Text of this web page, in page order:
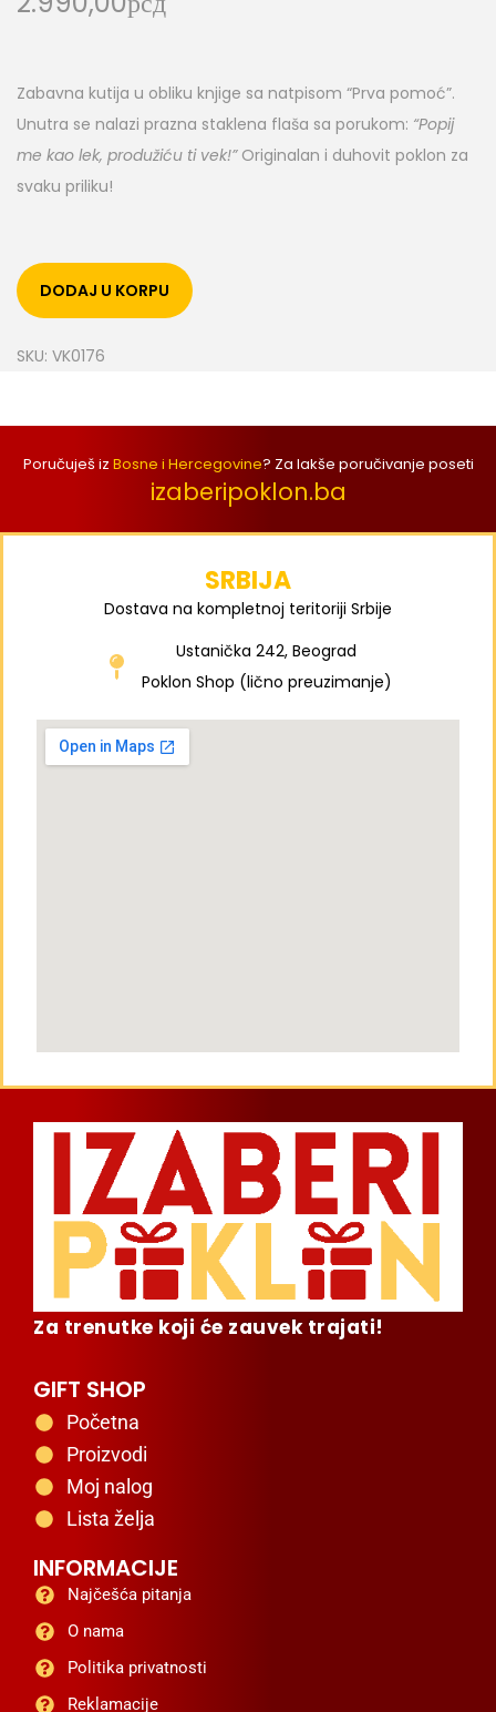
Zabavna kutija u obliku knjige sa natpisom “Prva pomoć”.
Unutra se nalazi prazna staklena flaša sa porukom: “Popij
me kao lek, produžiću ti vek!”Originalan i duhovit poklon za
svaku priliku!
DODAJ U KORPU
SKU: VK0176
Poručuješ iz Bosne i Hercegovine? Za lakše poručivanje poseti
izaberipoklon.ba
SRBIJA
Dostava na kompletnoj teritoriji Srbije
Ustanička 242, Beograd
Poklon Shop (lično preuzimanje)
Za trenutke koji će zauvek trajati!
GIFT SHOP
Početna
Proizvodi
Moj nalog
Lista želja
INFORMACIJE
Najčešća pitanja
O nama
Politika privatnosti
Reklamacije